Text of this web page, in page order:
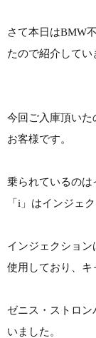
さて本日はBMW
たので紹介して
今回ご入庫頂いた
お客様です。
乗られているのは
「i」はインジェ
インジェクショ
使用しており、キ
ゼニス・ストロ
いました。